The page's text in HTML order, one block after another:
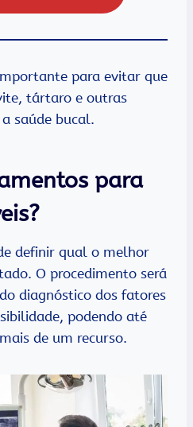
para evitar que
tártaro e outras
saúde bucal.
para
definir qual o melhor
O procedimento será
diagnóstico dos fatores
podendo até
de um recurso.